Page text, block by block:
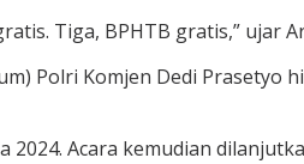
Tiga, BPHTB gratis,” ujar
Polri Komjen Dedi Prasetyo
Acara kemudian